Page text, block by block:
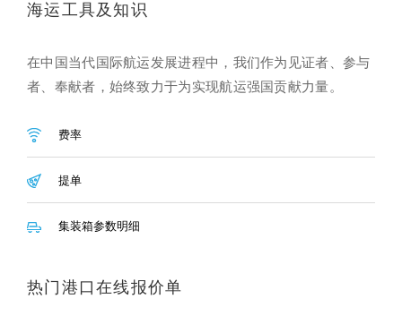
海运工具及知识
在中国当代国际航运发展进程中，我们作为见证者、参与
者、奉献者，始终致力于为实现航运强国贡献力量。
费率
提单
集装箱参数明细
热门港口在线报价单